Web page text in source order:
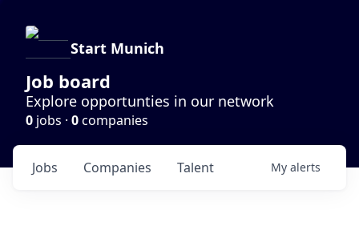
Start Munich
Job board
Explore opportunties in our network
0 jobs · 0companies
Jobs Companies Talent My alerts